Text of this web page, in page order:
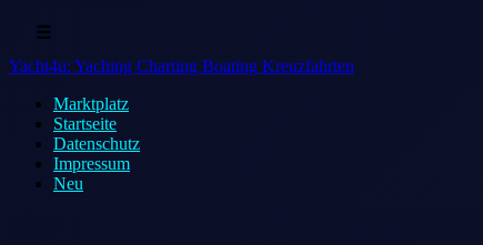
☰
Yacht4u: Yaching Charting Boating Kreuzfahrten
Marktplatz
Startseite
Datenschutz
Impressum
Neu